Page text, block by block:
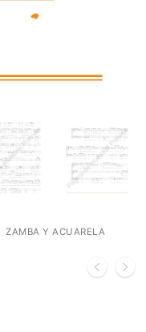
ZAMBA Y ACUARELA